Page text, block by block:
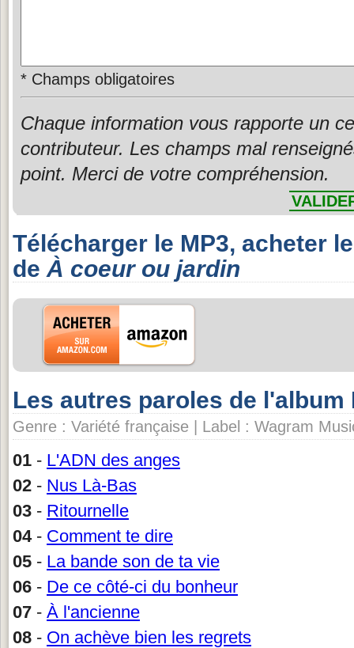
* Champs obligatoires
Chaque information vous rapporte un
contributeur. Les champs mal
point. Merci de votre compréhension.
Télécharger le MP3, acheter
de À coeur ou jardin
Les autres paroles de l'album
Genre : Variété française | Label : Wagram
01 - L'ADN des anges
02 - Nus Là-Bas
03 - Ritournelle
04- Comment te dire
05 - La bande son de ta vie
06 - De ce côté-ci du bonheur
07 - À l'ancienne
08 - On achève bien les regrets